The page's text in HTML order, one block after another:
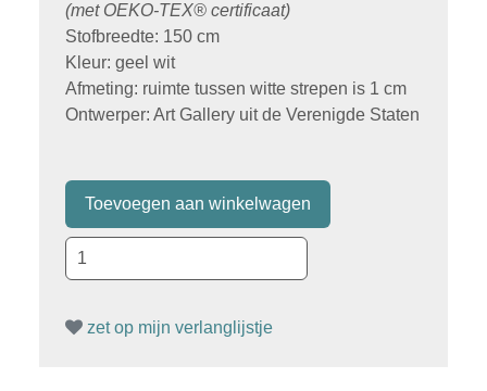
(metOEKO-TEX® certificaat)
Stofbreedte: 150 cm
Kleur: geel wit
Afmeting: ruimte tussen witte strepen is 1 cm
Ontwerper: Art Gallery uit de Verenigde Staten
zet op mijn verlanglijstje